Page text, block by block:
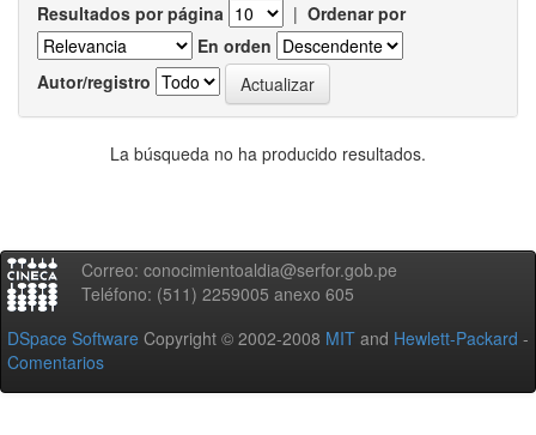
Resultados por página | Ordenar por
En orden
Autor/registro
La búsqueda no ha producido resultados.
Correo: conocimientoaldia@serfor.gob.pe
Teléfono: (511) 2259005 anexo 605
DSpace Software Copyright © 2002-2008 MIT and Hewlett-Packard -
Comentarios